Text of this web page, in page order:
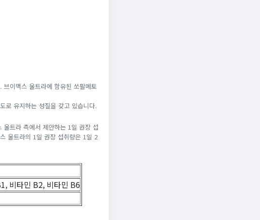
이맥스 울트라에 함유된 쏘팔메토
로 유지하는 성질을 갖고 있습니다.
울트라 측에서 제안하는 1일 권장 섭
울트라의 1일 권장 섭취량은 1일 2
비타민 B2, 비타민 B6